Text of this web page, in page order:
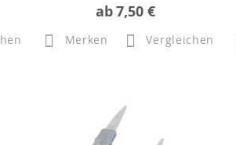
ab7,50 €
Merken Vergleichen